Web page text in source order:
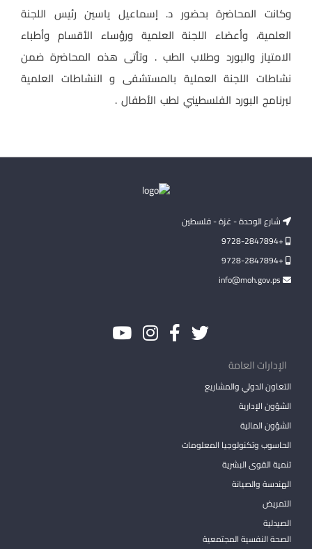
وكانت المحاضرة بحضور د. إسماعيل ياسين رئيس اللجنة
العلمية، وأعضاء اللجنة العلمية ورؤساء الأقسام وأطباء
الامتياز والبورد وطلاب الطب . وتأتى هذه المحاضرة ضمن
نشاطات اللجنة العملية بالمستشفى و النشاطات العلمية
لبرنامج البورد الفلسطيني لطب الأطفال .
شارع الوحدة - غزة - فلسطين
+9728-2847894
+9728-2847894
الإدارات العامة
التعاون الدولي والمشاريع
الشؤون الإدارية
الشؤون المالية
الحاسوب وتكنولوجيا المعلومات
تنمية القوى البشرية
الهندسة والصيانة
التمريض
الصيدلية
الصحة النفسية المجتمعية